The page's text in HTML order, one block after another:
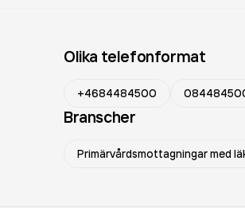
Olika telefonformat
+4684484500
Branscher
Primärvårdsmottagningar med